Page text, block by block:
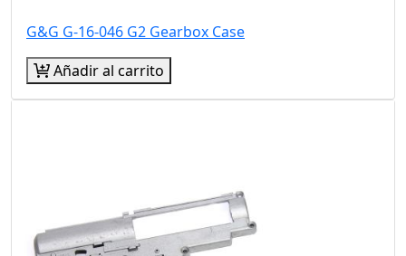
G&G G-16-046 G2 Gearbox Case
Añadir al carrito